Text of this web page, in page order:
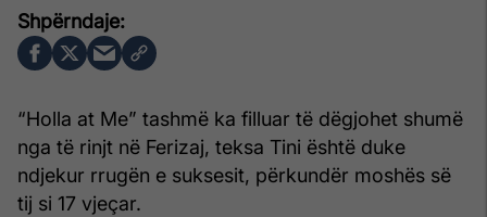
“Holla at Me” tashmë ka filluar të dëgjohet shumë
nga të rinjt në Ferizaj, teksa Tini është duke
ndjekur rrugën e suksesit, përkundër moshës së
tij si 17 vjeçar.